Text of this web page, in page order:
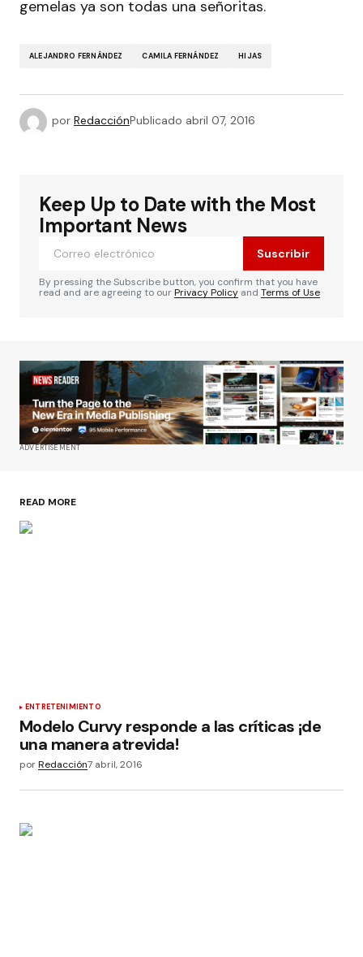
gemelas ya son todas una señoritas.
ALEJANDRO FERNÁNDEZ CAMILA FERNÁNDEZ HIJAS
por RedacciónPublicado abril 07, 2016
Keep Up to Date with the Most
Important News
Suscribir
By pressing the Subscribe button, you confirm that you have
read and are agreeing to ourPrivacy Policy and Terms of Use
ADVERTISEMENT
READ MORE
ENTRETENIMIENTO
Modelo Curvy responde a las críticas ¡de
una manera atrevida!
porRedacción7 abril, 2016